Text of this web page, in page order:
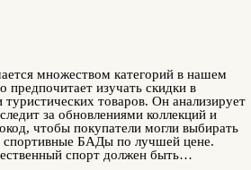
множеством категорий в нашем
предпочитает изучать скидки в
товаров. Он анализирует
за обновлениями коллекций и
чтобы покупатели могли выбирать
БАДы по лучшей цене.
спорт должен быть